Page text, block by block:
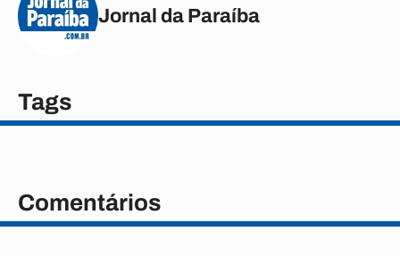
Jornal da Paraíba
Tags
Comentários